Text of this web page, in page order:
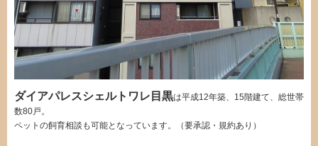
ダイアパレスシェルトワレ目黒は平成12年築、15階建て、総世帯
数80戸。
ペットの飼育相談も可能となっています。（要承認・規約あり）